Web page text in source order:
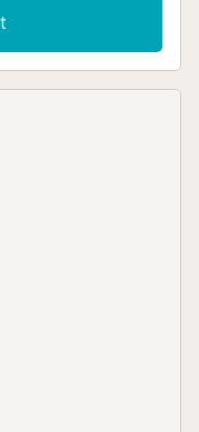
– es hat einfach
mit verschiedenen
und einem